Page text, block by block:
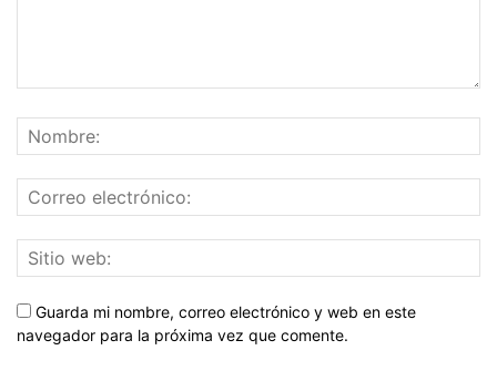
Guarda mi nombre, correo electrónico y web en este
navegador para la próxima vez que comente.